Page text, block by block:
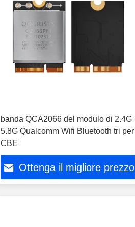
banda QCA2066 del modulo di 2.4G
5.8G Qualcomm Wifi Bluetooth tri per
CBE
Ottenga il migliore prezzo